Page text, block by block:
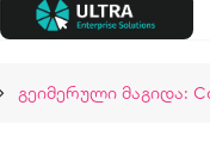
Გეიმერული Მაგიდა: